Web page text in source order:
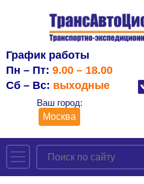
График работы
Пн – Пт: 9.00 – 18.00
Сб – Вс: выходные
Ваш город:
Москва